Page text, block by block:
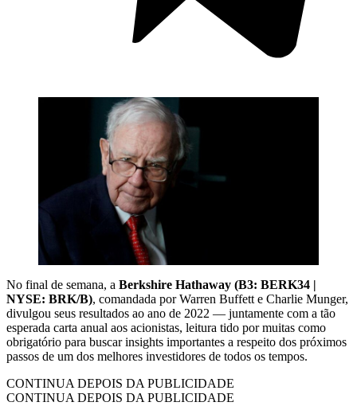
No final de semana, a Berkshire Hathaway (B3: BERK34 |
NYSE: BRK/B), comandada por Warren Buffett e Charlie Munger,
divulgou seus resultados ao ano de 2022 — juntamente com a tão
esperada carta anual aos acionistas, leitura tido por muitas como
obrigatório para buscar insights importantes a respeito dos próximos
passos de um dos melhores investidores de todos os tempos.
CONTINUA DEPOIS DA PUBLICIDADE
CONTINUA DEPOIS DA PUBLICIDADE